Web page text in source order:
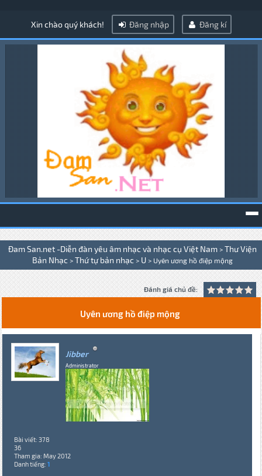
Xin chào quý khách! Đăng nhập Đăng kí
Đam San.net -Diễn đàn yêu âm nhạc và nhạc cụ Việt Nam > Thư Viện
Bản Nhạc > Thứ tự bản nhạc > U > Uyên ương hồ điệp mộng
Đánh giá chủ đề:
Uyên ương hồ điệp mộng
Jibber
Administrator
Bài viết: 378
36
Tham gia: May 2012
Danh tiếng: 1